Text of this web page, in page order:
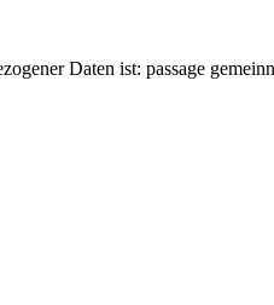
Daten ist: passage